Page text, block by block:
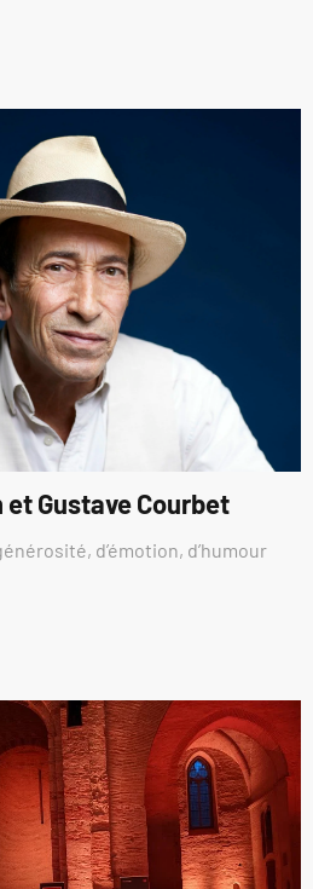
Gustave Courbet
d’émotion, d’humour